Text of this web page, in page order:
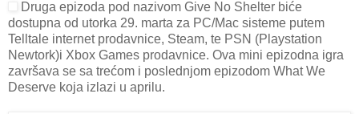
Druga epizoda pod nazivom Give No Shelter biće
dostupna od utorka 29. marta za PC/Mac sisteme putem
Telltale internet prodavnice, Steam, te PSN (Playstation
Newtork)i Xbox Games prodavnice. Ova mini epizodna igra
završava se sa trećom i poslednjom epizodom What We
Deserve koja izlazi u aprilu.